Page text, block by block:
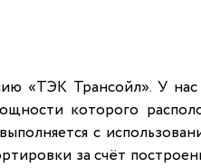
«ТЭК Трансойл». У
которого
с
за счёт